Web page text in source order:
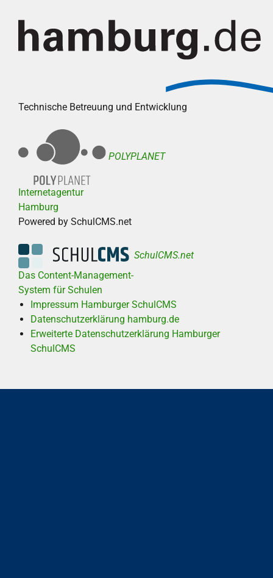
Technische Betreuung und Entwicklung
POLYPLANET
Internetagentur
Hamburg
Powered by SchulCMS.net
SchulCMS.net
Das Content-Management-
System für Schulen
Impressum Hamburger SchulCMS
Datenschutzerklärung hamburg.de
Erweiterte Datenschutzerklärung Hamburger
SchulCMS